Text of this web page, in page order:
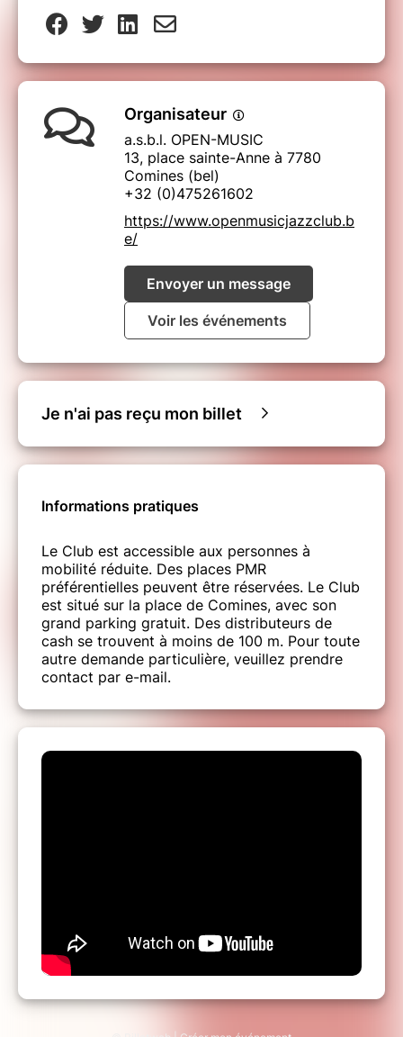
Organisateur
a.s.b.l. OPEN-MUSIC
13, place sainte-Anne à 7780
Comines (bel)
+32 (0)475261602
https://www.openmusicjazzclub.b
e/
Envoyer un message
Voir les événements
Je n'ai pas reçu mon billet
Informations pratiques
Le Club est accessible aux personnes à
mobilité réduite. Des places PMR
préférentielles peuvent être réservées. Le Club
est situé sur la place de Comines, avec son
grand parking gratuit. Des distributeurs de
cash se trouvent à moins de 100 m. Pour toute
autre demande particulière, veuillez prendre
contact par e-mail.